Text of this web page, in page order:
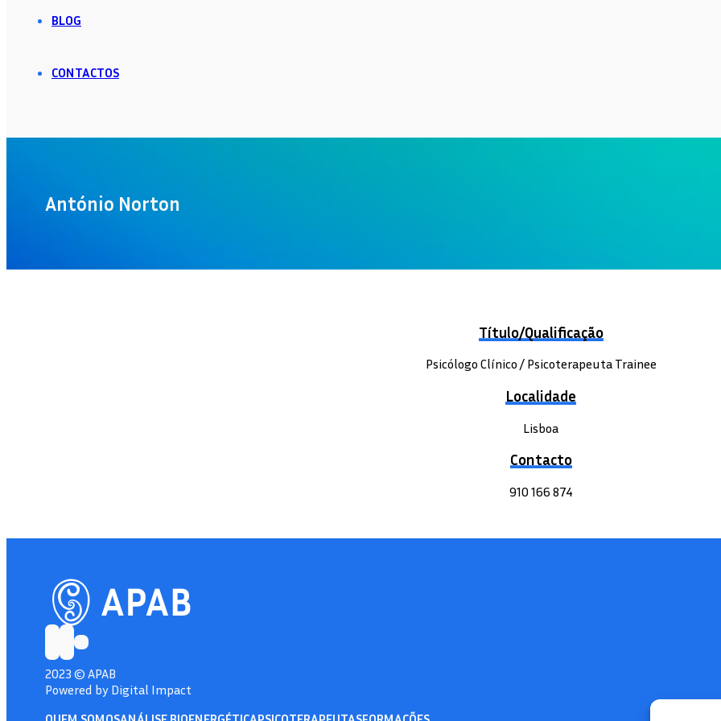
BLOG
CONTACTOS
António Norton
Título/Qualificação
Psicólogo Clínico / Psicoterapeuta Trainee
Localidade
Lisboa
Contacto
910 166 874
2023 © APAB
Powered by Digital Impact